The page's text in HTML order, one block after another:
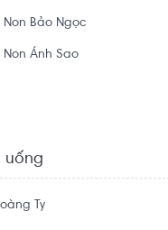
Non Bảo Ngọc
Non Ánh Sao
uống
Ty